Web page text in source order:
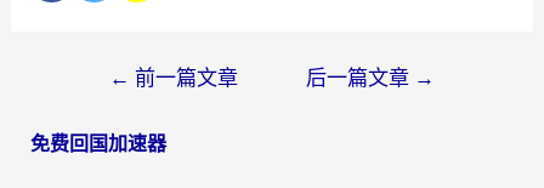
← 前一篇文章 后一篇文章 →
免费回国加速器